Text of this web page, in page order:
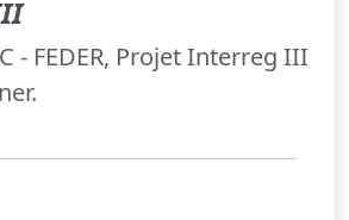
- FEDER, Projet Interreg III